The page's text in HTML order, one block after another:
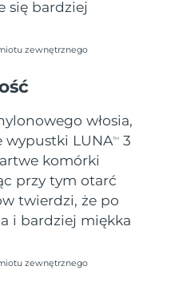
się bardziej
zewnętrznego
włosia,
wypustki LUNATM
3
komórki
przy tym otarć
twierdzi, że po
i bardziej miękka
zewnętrznego
Oczekiwany czas dostawy
Oczekiwany czas dostawy
11/8/26
Oczekiwany czas dostawy
Oczekiwany czas dostawy